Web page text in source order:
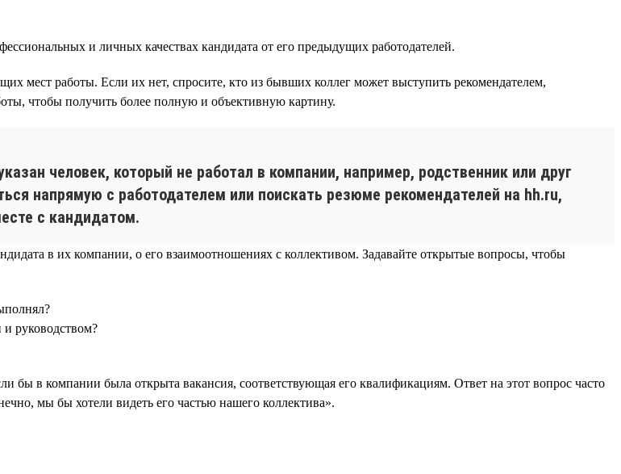
и личных качествах кандидата от его предыдущих работодателей.
мест работы. Если их нет, спросите, кто из бывших коллег может выступить рекомендателем,
чтобы получить более полную и объективную картину.
человек, который не работал в компании, например, родственник или друг
напрямую с работодателем или поискать резюме рекомендателей на hh.ru,
с кандидатом.
в их компании, о его взаимоотношениях с коллективом. Задавайте открытые вопросы, чтобы
руководством?
бы в компании была открыта вакансия, соответствующая его квалификациям. Ответ на этот вопрос часто
мы бы хотели видеть его частью нашего коллектива».